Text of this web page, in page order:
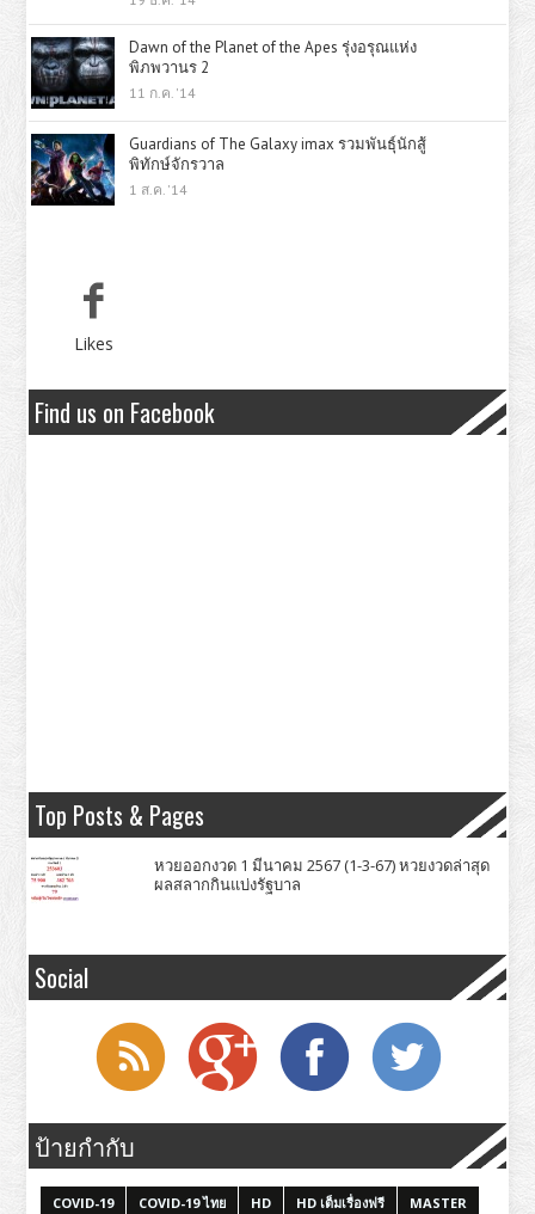
Dawn of the Planet of the Apes รุ่งอรุณแห่ง
พิภพวานร 2
11 ก.ค. '14
Guardians of The Galaxy imax รวมพันธุ์นักสู้
พิทักษ์จักรวาล
1 ส.ค. '14
Likes
Find us on Facebook
Top Posts & Pages
หวยออกงวด 1 มีนาคม 2567 (1-3-67) หวยงวดล่าสุด
ผลสลากกินแบ่งรัฐบาล
Social
ป้ายกำกับ
COVID-19 COVID-19 ไทย HD HD เต็มเรื่องฟรี
MASTER